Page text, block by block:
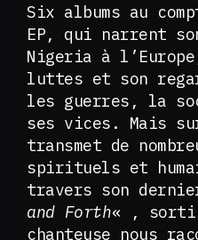
Six albums au
EP, qui narrent
Nigeria à
luttes et son
les guerres, la
ses vices. Mais
transmet de
spirituels et
travers son
and Forth« , sorti
chanteuse nous